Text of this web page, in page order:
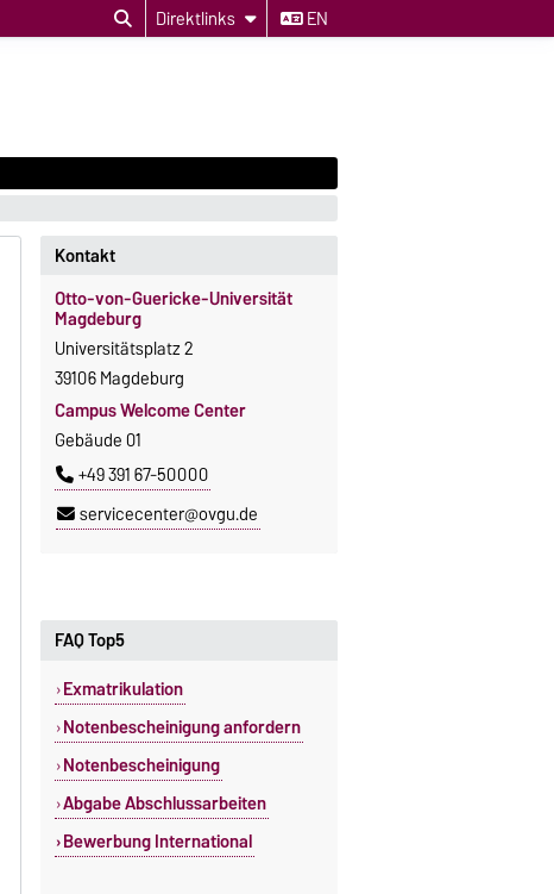
Direktlinks EN
Kontakt
Otto-von-Guericke-Universität
Magdeburg
Universitätsplatz 2
39106 Magdeburg
Campus Welcome Center
Gebäude 01
+49 391 67-50000
servicecenter@ovgu.de
FAQ Top5
Exmatrikulation
Notenbescheinigung anfordern
Notenbescheinigung
Abgabe Abschlussarbeiten
Bewerbung International